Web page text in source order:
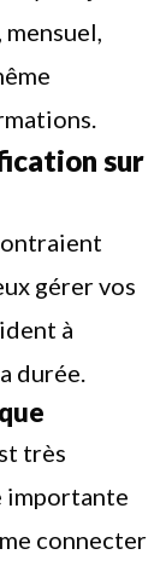
sur
gérer vos
à
durée.
très
importante
connecter